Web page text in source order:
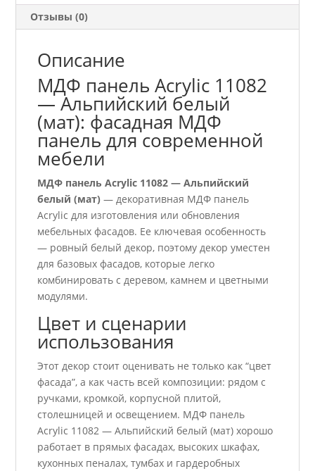
Отзывы (0)
Описание
МДФ панель Acrylic 11082
— Альпийский белый
(мат): фасадная МДФ
панель для современной
мебели
МДФ панель Acrylic 11082 — Альпийский
белый (мат) — декоративная МДФ панель
Acrylic для изготовления или обновления
мебельных фасадов. Ее ключевая особенность
— ровный белый декор, поэтому декор уместен
для базовых фасадов, которые легко
комбинировать с деревом, камнем и цветными
модулями.
Цвет и сценарии
использования
Этот декор стоит оценивать не только как “цвет
фасада”, а как часть всей композиции: рядом с
ручками, кромкой, корпусной плитой,
столешницей и освещением. МДФ панель
Acrylic 11082 — Альпийский белый (мат) хорошо
работает в прямых фасадах, высоких шкафах,
кухонных пеналах, тумбах и гардеробных